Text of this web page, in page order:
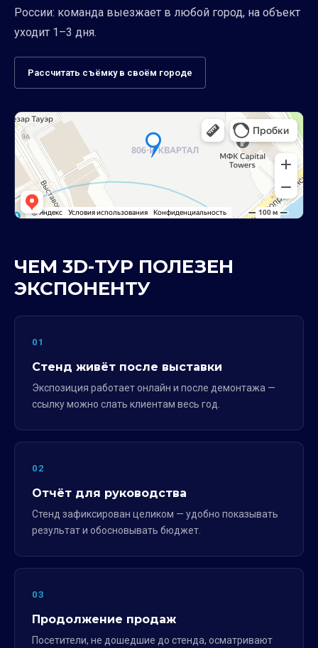
России: команда выезжает в любой город, на объект
уходит 1–3 дня.
Рассчитать съёмку в своём городе
ЧЕМ 3D-ТУР ПОЛЕЗЕН
ЭКСПОНЕНТУ
01
Стенд живёт после выставки
Экспозиция работает онлайн и после демонтажа —
ссылку можно слать клиентам весь год.
02
Отчёт для руководства
Стенд зафиксирован целиком — удобно показывать
результат и обосновывать бюджет.
03
Продолжение продаж
Посетители, не дошедшие до стенда, осматривают